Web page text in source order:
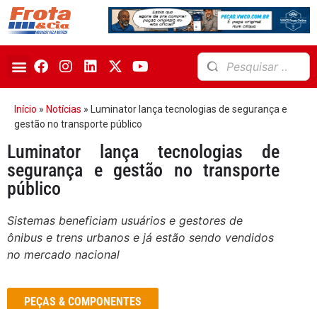
Início » Notícias » Luminator lança tecnologias de segurança e
gestão no transporte público
Luminator lança tecnologias de
segurança e gestão no transporte
público
Sistemas beneficiam usuários e gestores de
ônibus e trens urbanos e já estão sendo vendidos
no mercado nacional
PEÇAS & COMPONENTES